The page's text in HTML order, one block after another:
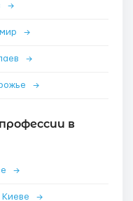
→
→
→
→
в
→
→